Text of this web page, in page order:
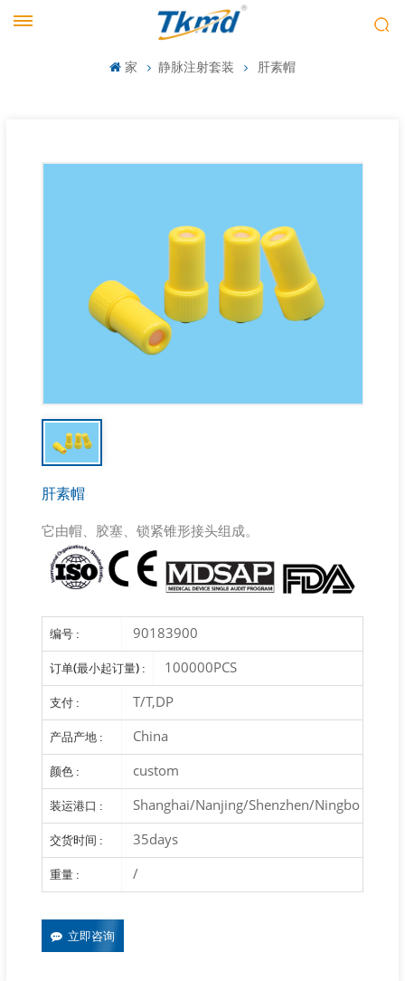
家 静脉注射套装 肝素帽
肝素帽
它由帽、胶塞、锁紧锥形接头组成。
编号 : 90183900
订单(最小起订量) : 100000PCS
支付 : T/T,DP
产品产地 : China
颜色 : custom
装运港口 : Shanghai/Nanjing/Shenzhen/Ningbo
交货时间 : 35days
重量 : /
立即咨询